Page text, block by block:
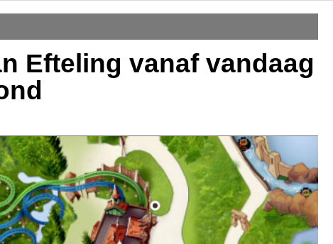
Efteling vanaf vandaag